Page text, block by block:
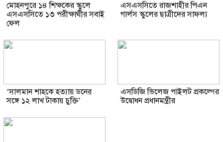
মোহনপুরে ১৪ শিক্ষকের স্কুলে
এসএসসিতে ১৩ পরীক্ষার্থীর সবাই
ফেল
এসএসসিতে রাজশাহীর পিএন
গার্লস স্কুলের ছাত্রীদের সাফল্য
‘সালমান শাহকে হত্যায় ডনের
সঙ্গে ১২ লাখ টাকায় চুক্তি’
এসডিজি ভিলেজ পাইলট প্রকল্পের
উদ্বোধন প্রধানমন্ত্রীর